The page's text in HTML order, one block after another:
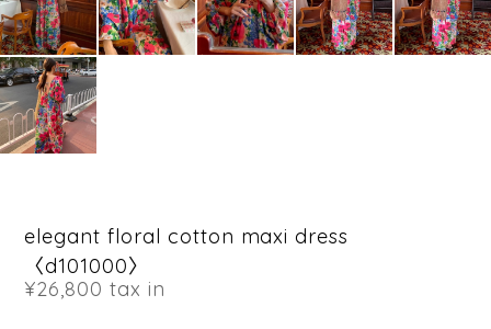
elegant floral cotton maxi dress
〈d101000〉
¥26,800 tax in